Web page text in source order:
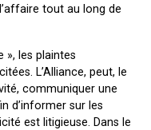
tout au long de
», les plaintes
L’Alliance, peut, le
communiquer une
d’informer sur les
est litigieuse. Dans le